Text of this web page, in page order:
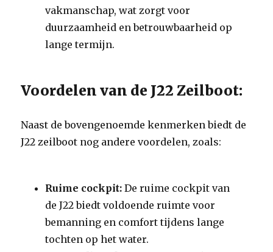
vakmanschap, wat zorgt voor
duurzaamheid en betrouwbaarheid op
lange termijn.
Voordelen van de J22 Zeilboot:
Naast de bovengenoemde kenmerken biedt de
J22 zeilboot nog andere voordelen, zoals:
Ruime cockpit: De ruime cockpit van
de J22 biedt voldoende ruimte voor
bemanning en comfort tijdens lange
tochten op het water.